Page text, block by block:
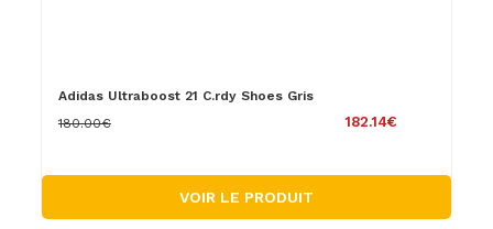
Adidas Ultraboost 21 C.rdy Shoes Gris
182.14€
180.00€
VOIR LE PRODUIT